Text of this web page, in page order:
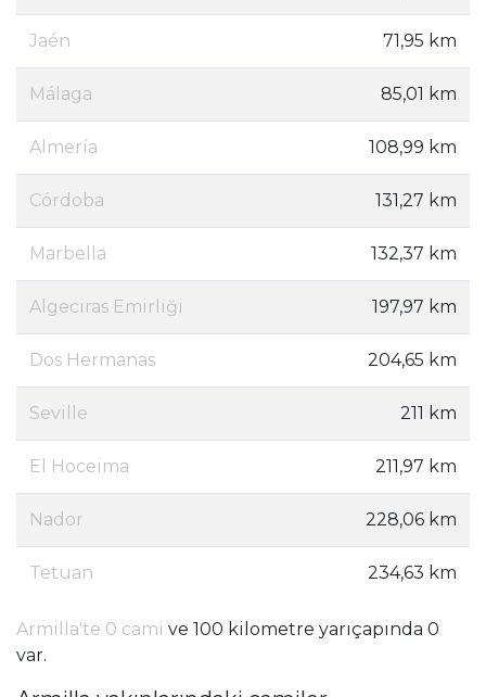
Jaén 71,95 km
Málaga 85,01 km
Almería 108,99 km
Córdoba 131,27 km
Marbella 132,37 km
Algeciras Emirliği 197,97 km
Dos Hermanas 204,65 km
Seville 211 km
El Hoceima 211,97 km
Nador 228,06 km
Tetuan 234,63 km
Armilla'te 0 cami ve 100 kilometre yarıçapında 0
var.